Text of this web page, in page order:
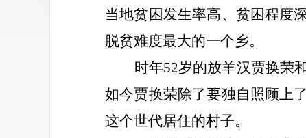
当地贫困发生率高、贫困程度
脱贫难度最大的一个乡。
时年52岁的放羊汉贾换荣
如今贾换荣除了要独自照顾上
这个世代居住的村子。